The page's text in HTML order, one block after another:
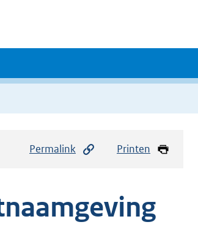
Permalink Printen